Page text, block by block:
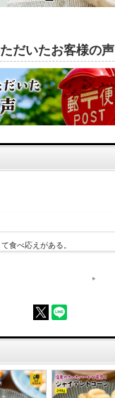
だいたお客様の声
食べ応えがある。